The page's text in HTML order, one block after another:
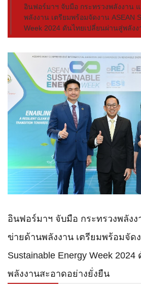
อินฟอร์มาฯ จับมือ กระทรวงพลังงาน
พลังงาน เตรียมพร้อมจัดงาน ASEAN
Week 2024 ดันไทยเปลี่ยนผ่านสู่พลัง
อินฟอร์มาฯ จับมือ กระทรวงพลังง
ข่ายด้านพลังงาน เตรียมพร้อมจัด
Sustainable Energy Week
พลังงานสะอาดอย่างยั่งยืน